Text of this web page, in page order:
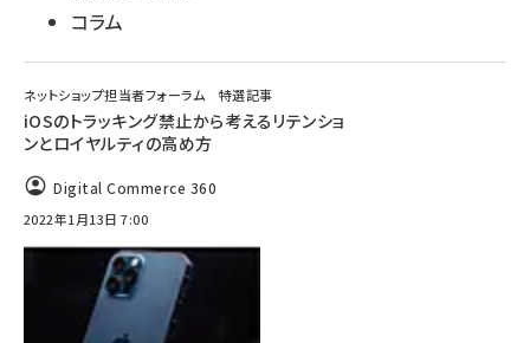
コラム
ネットショップ担当者フォーラム 特選記事
iOSのトラッキング禁止から考えるリテンショ
ンとロイヤルティの高め方
Digital Commerce 360
2022年1月13日 7:00